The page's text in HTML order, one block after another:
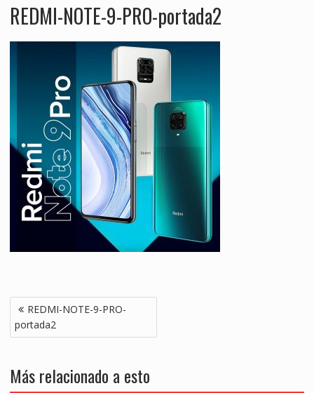
REDMI-NOTE-9-PRO-portada2
Navegación
de
entradas
REDMI-NOTE-9-PRO-
portada2
Más relacionado a esto